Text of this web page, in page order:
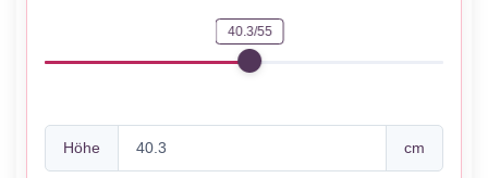
40.3/55
Höhe cm